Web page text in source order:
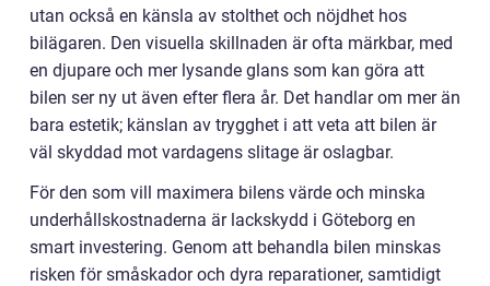
utan också en känsla av stolthet och nöjdhet hos
bilägaren. Den visuella skillnaden är ofta märkbar, med
en djupare och mer lysande glans som kan göra att
bilen ser ny ut även efter flera år. Det handlar om mer än
bara estetik; känslan av trygghet i att veta att bilen är
väl skyddad mot vardagens slitage är oslagbar.
För den som vill maximera bilens värde och minska
underhållskostnaderna är lackskydd i Göteborg en
smart investering. Genom att behandla bilen minskas
risken för småskador och dyra reparationer, samtidigt